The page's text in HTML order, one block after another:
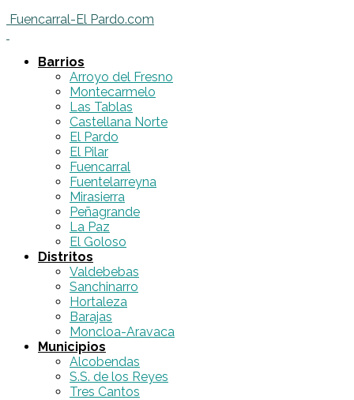
Fuencarral-El Pardo.com
Barrios
Arroyo del Fresno
Montecarmelo
Las Tablas
Castellana Norte
El Pardo
El Pilar
Fuencarral
Fuentelarreyna
Mirasierra
Peñagrande
La Paz
El Goloso
Distritos
Valdebebas
Sanchinarro
Hortaleza
Barajas
Moncloa-Aravaca
Municipios
Alcobendas
S.S. de los Reyes
Tres Cantos